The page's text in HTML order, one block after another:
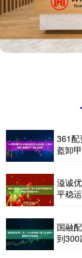
361配
盔卸
溢诚
平稳
国融
到300